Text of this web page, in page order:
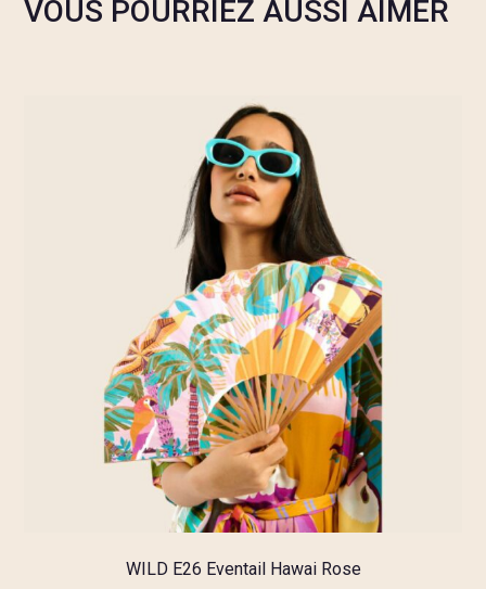
VOUS POURRIEZ AUSSI AIMER
WILD E26 Eventail Hawai Rose